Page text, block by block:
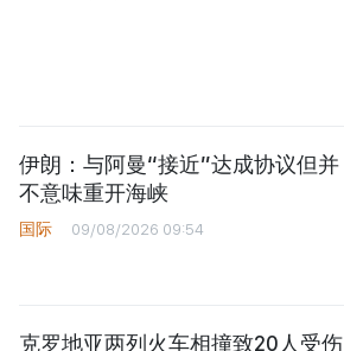
伊朗：与阿曼“接近”达成协议但并
不意味重开海峡
国际 09/08/2026 09:54
克罗地亚两列火车相撞致20人受伤